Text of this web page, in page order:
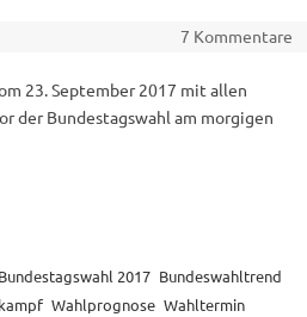
7 Kommentare
23. September 2017 mit allen
der Bundestagswahl am morgigen
Bundestagswahl 2017 Bundeswahltrend
Wahlprognose Wahltermin